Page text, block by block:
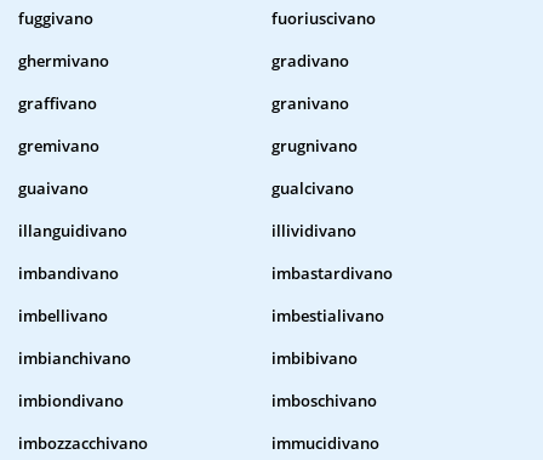
fuggivano
fuoriuscivano
ghermivano
gradivano
graffivano
granivano
gremivano
grugnivano
guaivano
gualcivano
illanguidivano
illividivano
imbandivano
imbastardivano
imbellivano
imbestialivano
imbianchivano
imbibivano
imbiondivano
imboschivano
imbozzacchivano
immucidivano